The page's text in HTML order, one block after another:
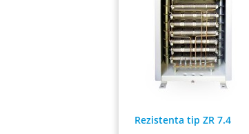
Rezistenta tip ZR 7.4